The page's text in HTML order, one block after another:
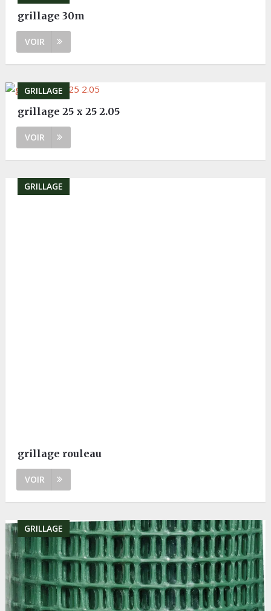
grillage 30m
VOIR
GRILLAGE
grillage 25 x 25 2.05
VOIR
GRILLAGE
grillage rouleau
VOIR
GRILLAGE